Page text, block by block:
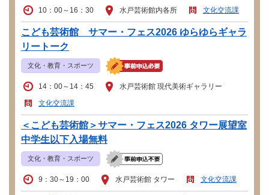
10：00～16：30 水戸芸術館内各所 文化交流課
こども芸術館 サマー・フェス2026 ゆらゆらギャラ
リートーク
文化・教育・スポーツ
14：00～14：45
水戸芸術館 現代美術ギャラリー
文化交流課
＜こども芸術館＞サマー・フェス2026 タワー展望室
中学生以下入場無料
文化・教育・スポーツ
9：30～19：00 水戸芸術館 タワー 文化交流課